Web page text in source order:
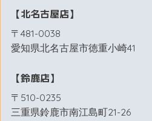
【北名古屋店】
〒481-0038
愛知県北名古屋市徳重小崎41
【鈴鹿店】
〒510-0235
三重県鈴鹿市南江島町21-26